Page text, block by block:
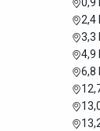
2,4
3,3
4,9
6,8